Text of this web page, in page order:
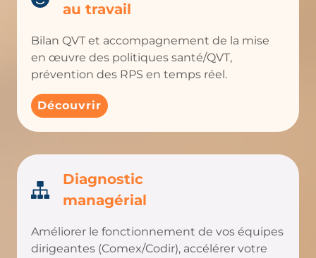
au travail
Bilan QVT et accompagnement de la mise
en œuvre des politiques santé/QVT,
prévention des RPS en temps réel.
Découvrir
Diagnostic
managérial
Améliorer le fonctionnement de vos équipes
dirigeantes (Comex/Codir), accélérer votre